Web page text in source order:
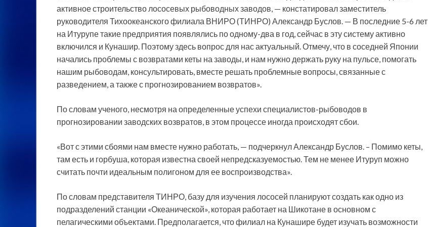
активное строительство лососевых рыбоводных заводов, — констатировал заместитель
руководителя Тихоокеанского филиала ВНИРО (ТИНРО) Александр Буслов. — В последние 5-6 лет
на Итурупе такие предприятия появлялись по одному-два в год, сейчас в эту систему активно
включился и Кунашир. Поэтому здесь вопрос для нас актуальный. Отмечу, что в соседней Японии
начались проблемы с возвратами кеты на заводы, и нам нужно держать руку на пульсе, помогать
нашим рыбоводам, консультировать, вместе решать проблемные вопросы, связанные с
разведением, а также с прогнозированием возвратов».
По словам ученого, несмотря на определенные успехи специалистов-рыбоводов в
прогнозировании заводских возвратов, в этом процессе иногда происходят сбои.
«Вот с этими сбоями нам вместе нужно работать, — подчеркнул Александр Буслов. – Помимо кеты,
там есть и горбуша, которая известна своей непредсказуемостью. Тем не менее Итуруп можно
считать почти идеальным полигоном для ее воспроизводства».
По словам представителя ТИНРО, базу для изучения лососей планируют создать как одно из
подразделений станции «Океанической», которая работает на Шикотане в основном с
пелагическими объектами. Предполагается, что филиал на Кунашире будет изучать возможности